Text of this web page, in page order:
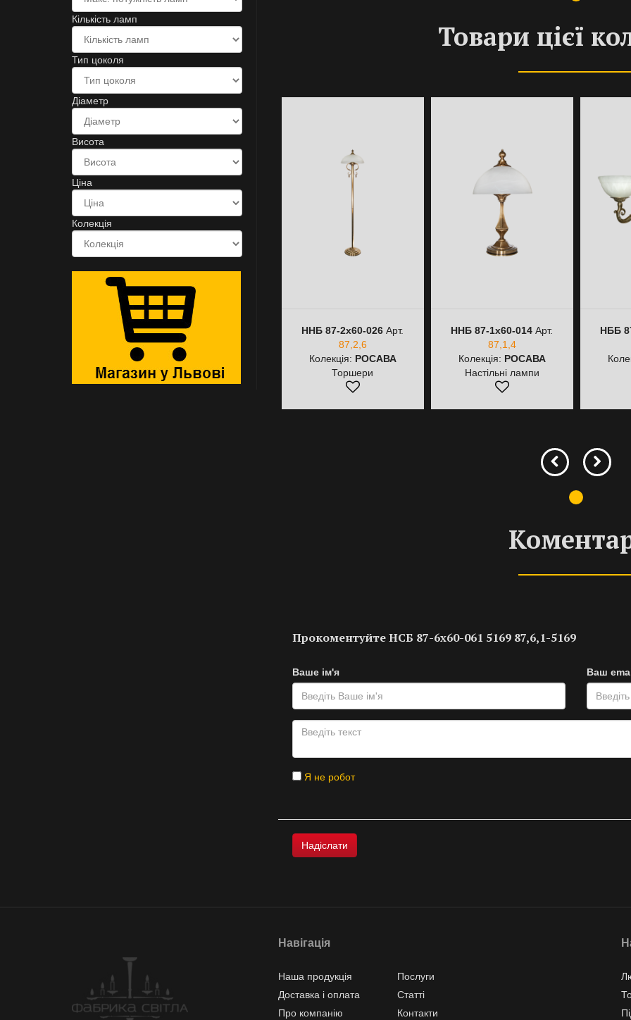
Кількість ламп
Тип цоколя
Діаметр
Висота
Ціна
Колекція
Товари цієї
ННБ 87-2х60-026 Арт.
87,2,6
Колекція: РОСАВА
Торшери
ННБ 87-1х60-014 Арт.
87,1,4
Колекція: РОСАВА
Настільні лампи
НББ
Прокоментуйте НСБ 87-6х60-061 5169 87,6,1-5169
Ваше ім'я Ваш
Я не робот
Навігація
Наша продукція
Послуги
Доставка і оплата
Статті
Про компанію
Контакти